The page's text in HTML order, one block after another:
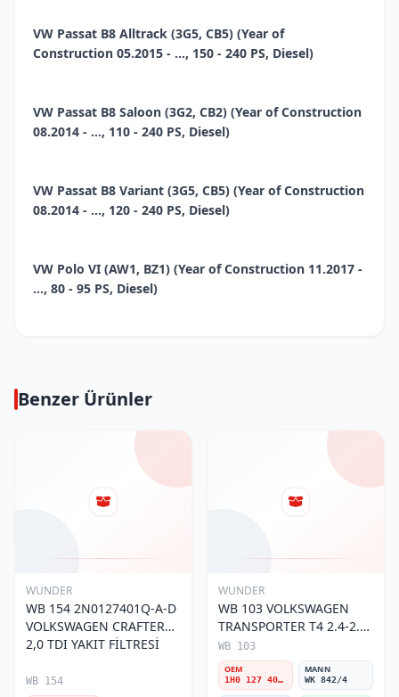
VW Passat B8 Alltrack (3G5, CB5) (Year of
Construction 05.2015 - ..., 150 - 240 PS, Diesel)
VW Passat B8 Saloon (3G2, CB2) (Year of Construction
08.2014 - ..., 110 - 240 PS, Diesel)
VW Passat B8 Variant (3G5, CB5) (Year of Construction
08.2014 - ..., 120 - 240 PS, Diesel)
VW Polo VI (AW1, BZ1) (Year of Construction 11.2017 -
..., 80 - 95 PS, Diesel)
Benzer Ürünler
WUNDER
WB 154 2N0127401Q-A-D
VOLKSWAGEN CRAFTER
2,0 TDI YAKIT FİLTRESİ
WB 154
WUNDER
WB 103 VOLKSWAGEN
TRANSPORTER T4 2.4-2.5
MOTOR- CADDY E.M 1H0
127 401 C Yakıt/Mazot
Filtresi
WB 103
OEM
1H0 127 401 C
MANN
WK 842/4